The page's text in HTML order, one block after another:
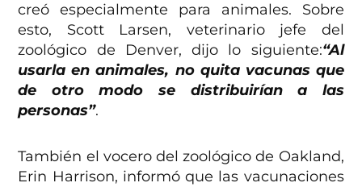
creó especialmente para animales. Sobre
esto, Scott Larsen, veterinario jefe del
zoológico de Denver, dijo lo siguiente:“Al
usarla en animales, no quita vacunas que
de otro modo se distribuirían a las
personas”.
También el vocero del zoológico de Oakland,
Erin Harrison, informó que las vacunaciones